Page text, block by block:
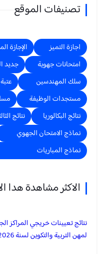
تصنيفات الموقع
اجازة التميز الإجازة
امتحانات جهوية
جديد
سلك المهندسين
مستجدات الوظيفة
نتائج البكالوريا
نتائج
نماذج الامتحان الجهوي
نماذج المباريات
الاكثر مشاهدة هدا
نتائج تعيينات خريجي المراكز
لمهن التربية والتكوين لسنة 2026